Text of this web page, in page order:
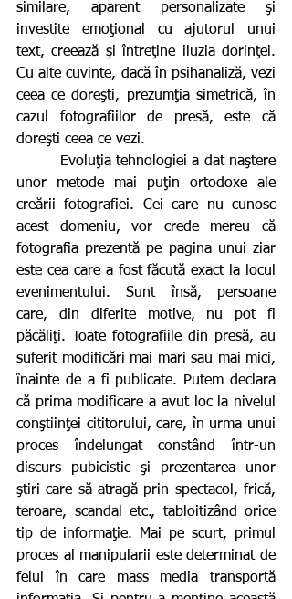
similare, aparent personalizate şi
investite emoţional cu ajutorul unui
text, creează şi întreţine iluzia dorinţei.
Cu alte cuvinte, dacă în psihanaliză, vezi
ceea ce doreşti, prezumţia simetrică, în
cazul fotografiilor de presă, este că
doreşti ceea ce vezi.
unor metode mai puţin ortodoxe ale
creării fotografiei. Cei care nu cunosc
acest domeniu, vor crede mereu că
fotografia prezentă pe pagina unui ziar
este cea care a fost făcută exact la locul
evenimentului. Sunt însă, persoane
care, din diferite motive, nu pot fi
păcăliţi. Toate fotografiile din presă, au
suferit modificări mai mari sau mai mici,
înainte de a fi publicate. Putem declara
că prima modificare a avut loc la nivelul
conştiinţei cititorului, care, în urma unui
proces îndelungat constând într-un
discurs pubicistic şi prezentarea unor
ştiri care să atragă prin spectacol, frică,
teroare, scandal etc., tabloitizând orice
tip de informaţie. Mai pe scurt, primul
proces al manipularii este determinat de
felul în care mass media transportă